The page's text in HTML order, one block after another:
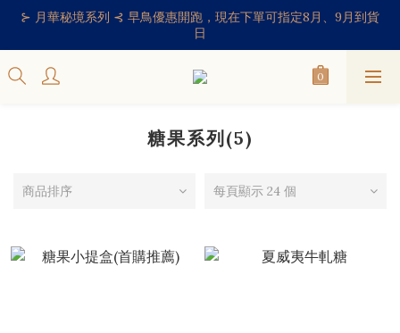
⊱ 月華秘境系列 ⊰ 早鳥優惠開跑，現在下單可指定8月、9月到貨
日
糖果系列(5)
商品排序 每頁顯示 24 個